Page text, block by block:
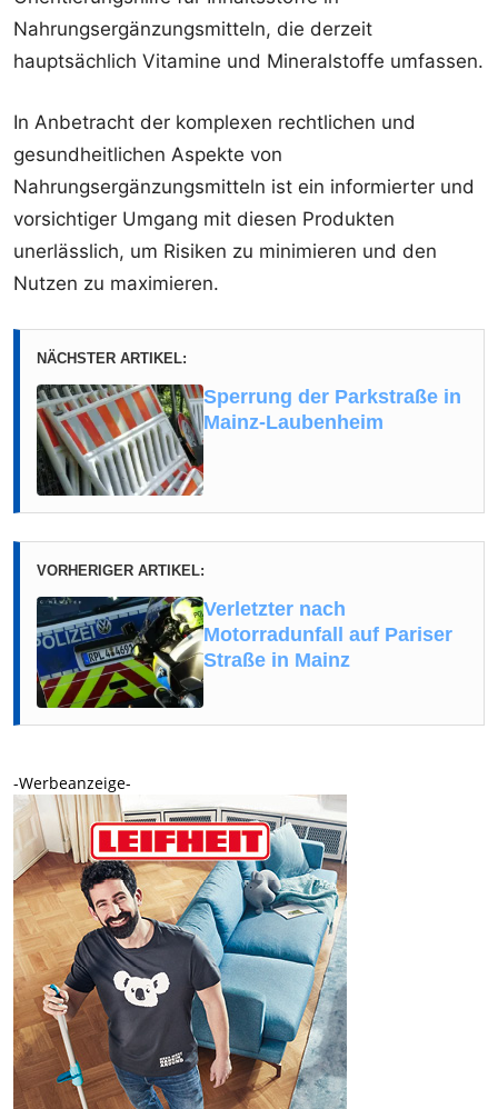
Nahrungsergänzungsmitteln, die derzeit
hauptsächlich Vitamine und Mineralstoffe umfassen.
In Anbetracht der komplexen rechtlichen und
gesundheitlichen Aspekte von
Nahrungsergänzungsmitteln ist ein informierter und
vorsichtiger Umgang mit diesen Produkten
unerlässlich, um Risiken zu minimieren und den
Nutzen zu maximieren.
NÄCHSTER ARTIKEL:
Sperrung der Parkstraße in
Mainz-Laubenheim
VORHERIGER ARTIKEL:
Verletzter nach
Motorradunfall auf Pariser
Straße in Mainz
-Werbeanzeige-